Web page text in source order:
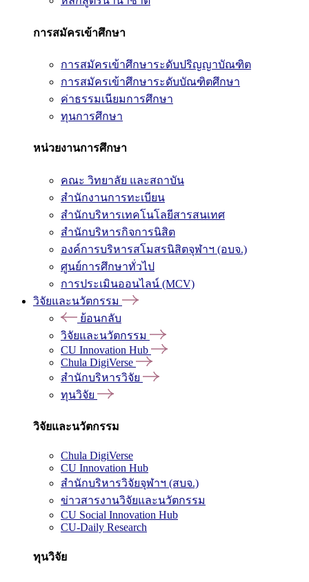
การสมัครเข้าศึกษา
การสมัครเข้าศึกษาระดับปริญญาบัณฑิต
การสมัครเข้าศึกษาระดับบัณฑิตศึกษา
ค่าธรรมเนียมการศึกษา
ทุนการศึกษา
หน่วยงานการศึกษา
คณะ วิทยาลัย และสถาบัน
สำนักงานการทะเบียน
สำนักบริหารเทคโนโลยีสารสนเทศ
สำนักบริหารกิจการนิสิต
องค์การบริหารสโมสรนิสิตจุฬาฯ (อบจ.)
ศูนย์การศึกษาทั่วไป
การประเมินออนไลน์ (MCV)
วิจัยและนวัตกรรม
ย้อนกลับ
วิจัยและนวัตกรรม
CU Innovation Hub
Chula DigiVerse
สำนักบริหารวิจัย
ทุนวิจัย
วิจัยและนวัตกรรม
Chula DigiVerse
CU Innovation Hub
สำนักบริหารวิจัยจุฬาฯ (สบจ.)
ข่าวสารงานวิจัยและนวัตกรรม
CU Social Innovation Hub
CU-Daily Research
ทุนวิจัย